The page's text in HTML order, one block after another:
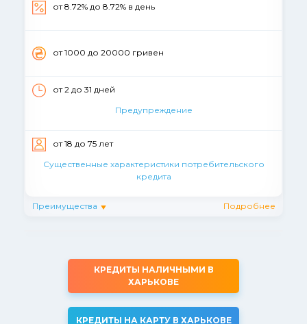
от 8.72% до 8.72% в день
от 1000 до 20000 гривен
от 2 до 31 дней
Предупреждение
от 18 до 75 лет
Существенные характеристики потребительского
кредита
Преимущества Подробнее
КРЕДИТЫ НАЛИЧНЫМИ В
ХАРЬКОВЕ
КРЕДИТЫ НА КАРТУ В ХАРЬКОВЕ